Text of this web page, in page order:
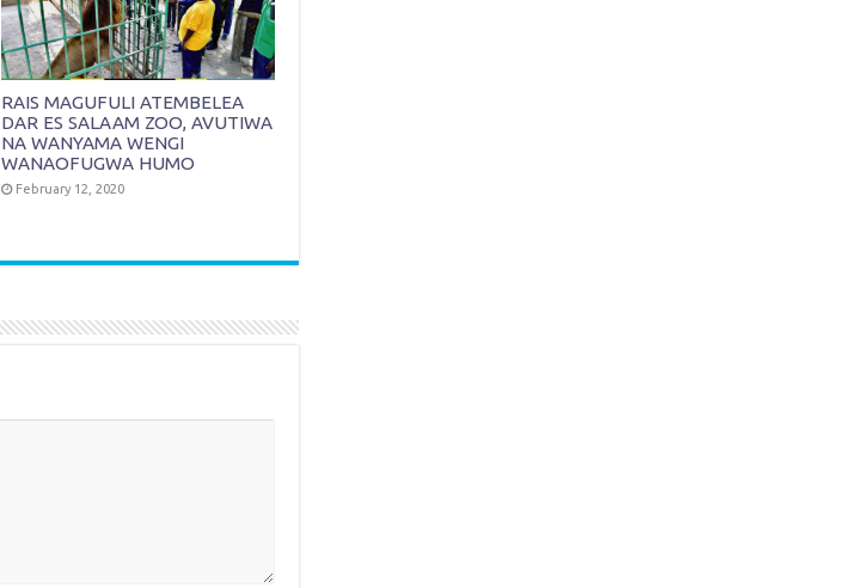
RAIS MAGUFULI ATEMBELEA
DAR ES SALAAM ZOO, AVUTIWA
NA WANYAMA WENGI
WANAOFUGWA HUMO
February 12, 2020